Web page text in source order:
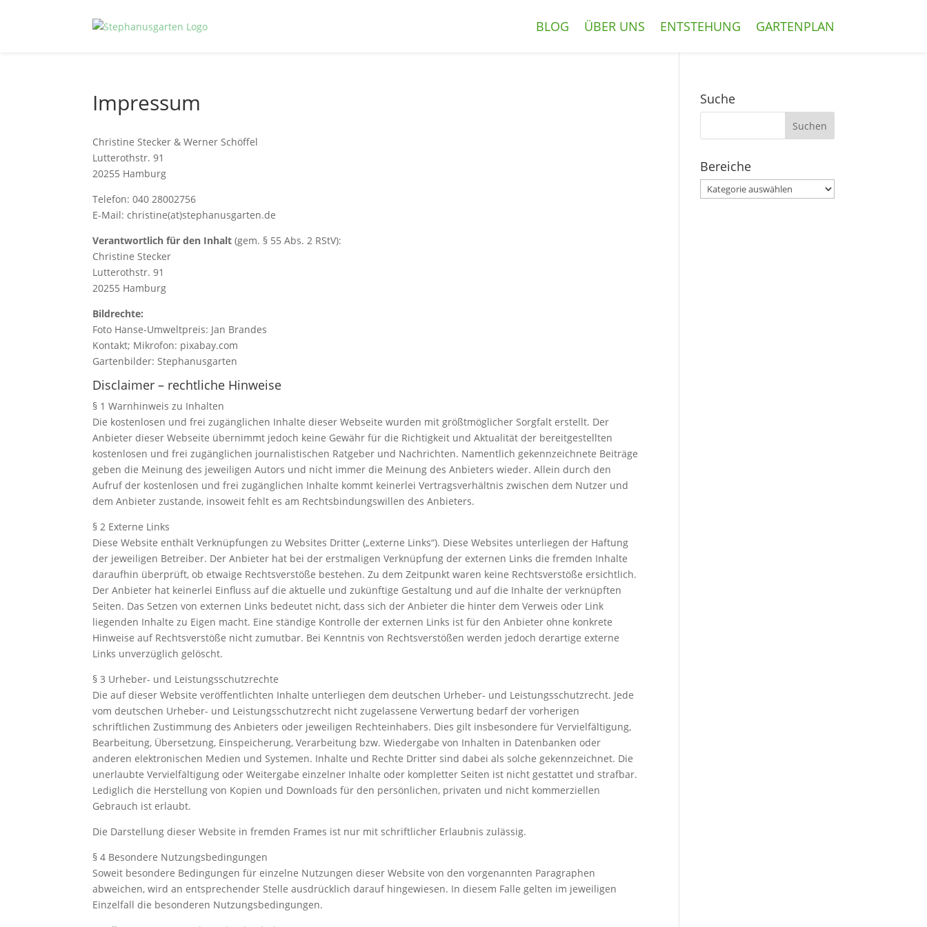
BLOG ÜBER UNS ENTSTEHUNG GARTENPLAN
Impressum
Christine Stecker & Werner Schöffel
Lutterothstr. 91
20255 Hamburg
Telefon: 040 28002756
E-Mail: christine(at)stephanusgarten.de
Verantwortlich für den Inhalt (gem. § 55 Abs. 2 RStV):
Christine Stecker
Lutterothstr. 91
20255 Hamburg
Bildrechte:
Foto Hanse-Umweltpreis: Jan Brandes
Kontakt; Mikrofon: pixabay.com
Gartenbilder: Stephanusgarten
Disclaimer – rechtliche Hinweise
§ 1 Warnhinweis zu Inhalten
Die kostenlosen und frei zugänglichen Inhalte dieser Webseite wurden mit größtmöglicher Sorgfalt erstellt. Der
Anbieter dieser Webseite übernimmt jedoch keine Gewähr für die Richtigkeit und Aktualität der bereitgestellten
kostenlosen und frei zugänglichen journalistischen Ratgeber und Nachrichten. Namentlich gekennzeichnete Beiträge
geben die Meinung des jeweiligen Autors und nicht immer die Meinung des Anbieters wieder. Allein durch den
Aufruf der kostenlosen und frei zugänglichen Inhalte kommt keinerlei Vertragsverhältnis zwischen dem Nutzer und
dem Anbieter zustande, insoweit fehlt es am Rechtsbindungswillen des Anbieters.
§ 2 Externe Links
Diese Website enthält Verknüpfungen zu Websites Dritter („externe Links“). Diese Websites unterliegen der Haftung
der jeweiligen Betreiber. Der Anbieter hat bei der erstmaligen Verknüpfung der externen Links die fremden Inhalte
daraufhin überprüft, ob etwaige Rechtsverstöße bestehen. Zu dem Zeitpunkt waren keine Rechtsverstöße ersichtlich.
Der Anbieter hat keinerlei Einfluss auf die aktuelle und zukünftige Gestaltung und auf die Inhalte der verknüpften
Seiten. Das Setzen von externen Links bedeutet nicht, dass sich der Anbieter die hinter dem Verweis oder Link
liegenden Inhalte zu Eigen macht. Eine ständige Kontrolle der externen Links ist für den Anbieter ohne konkrete
Hinweise auf Rechtsverstöße nicht zumutbar. Bei Kenntnis von Rechtsverstößen werden jedoch derartige externe
Links unverzüglich gelöscht.
§ 3 Urheber- und Leistungsschutzrechte
Die auf dieser Website veröffentlichten Inhalte unterliegen dem deutschen Urheber- und Leistungsschutzrecht. Jede
vom deutschen Urheber- und Leistungsschutzrecht nicht zugelassene Verwertung bedarf der vorherigen
schriftlichen Zustimmung des Anbieters oder jeweiligen Rechteinhabers. Dies gilt insbesondere für Vervielfältigung,
Bearbeitung, Übersetzung, Einspeicherung, Verarbeitung bzw. Wiedergabe von Inhalten in Datenbanken oder
anderen elektronischen Medien und Systemen. Inhalte und Rechte Dritter sind dabei als solche gekennzeichnet. Die
unerlaubte Vervielfältigung oder Weitergabe einzelner Inhalte oder kompletter Seiten ist nicht gestattet und strafbar.
Lediglich die Herstellung von Kopien und Downloads für den persönlichen, privaten und nicht kommerziellen
Gebrauch ist erlaubt.
Die Darstellung dieser Website in fremden Frames ist nur mit schriftlicher Erlaubnis zulässig.
§ 4 Besondere Nutzungsbedingungen
Soweit besondere Bedingungen für einzelne Nutzungen dieser Website von den vorgenannten Paragraphen
abweichen, wird an entsprechender Stelle ausdrücklich darauf hingewiesen. In diesem Falle gelten im jeweiligen
Einzelfall die besonderen Nutzungsbedingungen.
Suche
Suchen
Bereiche
Bereiche